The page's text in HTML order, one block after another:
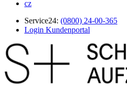
cz
Service24: (0800) 24-00-365
Login Kundenportal